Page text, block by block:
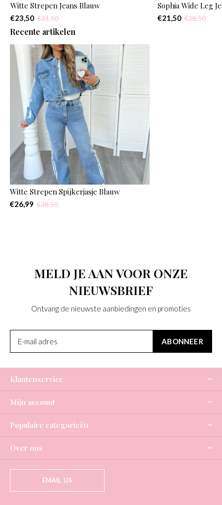
Witte Strepen Jeans Blauw
€23,50 €31,50
Sophia Wide Leg
€21,50 €28,50
Recente artikelen
Witte Strepen Spijkerjasje Blauw
€26,99 €38,50
MELD JE AAN VOOR ONZE
NIEUWSBRIEF
Ontvang de nieuwste aanbiedingen en promoties
ABONNEER
Klantenservice
Mijn account
Populaire categorieën
Over ons
EMAIL US